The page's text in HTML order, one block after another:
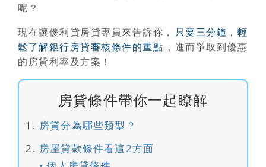
呢？
現在讓優利貸房貸專員來告訴你， 只要三分鐘，輕
鬆了解銀行房貸審核條件的重點 ，進而爭取到優惠
的房貸利率及方案！
房貸條件帶你一起瞭解
房貸分為哪些類型？
房屋貸款條件看這2方面